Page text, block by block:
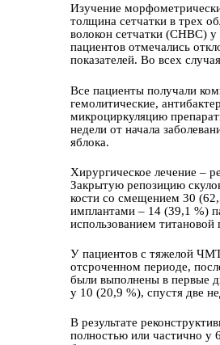
Изучение
толщина сетчатки в трех
волокон сетчатки (СНВС) у
пaциентов отмечались
показателей. Во всех
Все пaциенты получали
гемолитические,
микроциркуляцию
недели от начала
яблока.
Хирургическое лечение –
Закрытую репозицию
кости со смещением 30
имплантами – 14 (39,1 %)
использованием
У пaциентов с тяжелой
отсроченном периоде,
были выполнены в первые
у 10 (20,9 %), спустя две
В результате
полностью или частично у